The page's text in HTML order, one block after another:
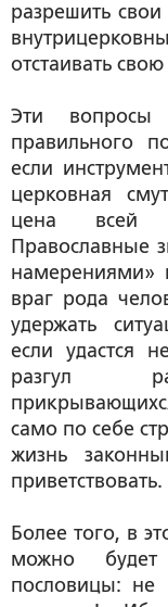
разрешить
отстаивать
Эти вопросы
правильного
если
церковная
цена всей
Православные
намерениями»
враг рода
удержать
если удастся
разгул
само по себе
жизнь
приветствовать.
Более того, в
можно будет
пословицы: не